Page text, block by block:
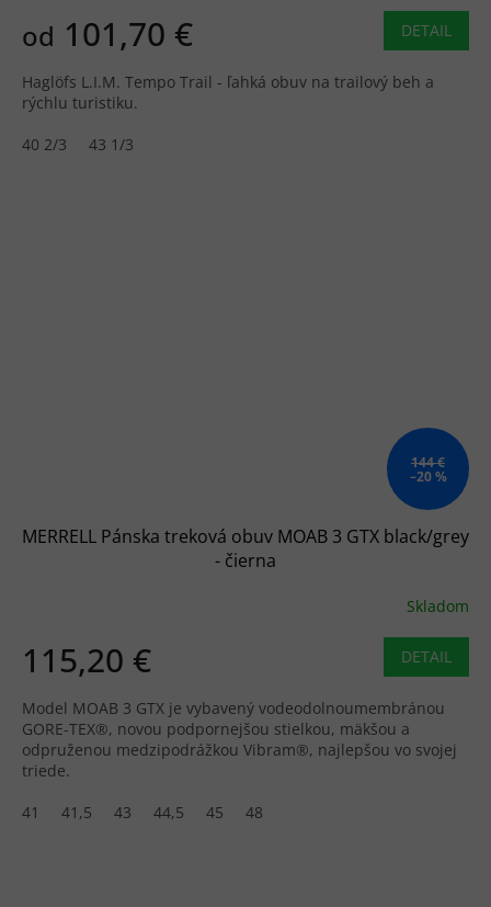
od 101,70 € DETAIL
Haglöfs L.I.M. Tempo Trail - ľahká obuv na trailový beh a
rýchlu turistiku.
40 2/3
43 1/3
144 €
–20 %
MERRELL Pánska treková obuv MOAB 3 GTX black/grey
- čierna
Skladom
115,20 € DETAIL
Model MOAB 3 GTX je vybavený vodeodolnoumembránou
GORE-TEX®, novou podpornejšou stielkou, mäkšou a
odpruženou medzipodrážkou Vibram®, najlepšou vo svojej
triede.
41
41,5 43 44,5 45 48